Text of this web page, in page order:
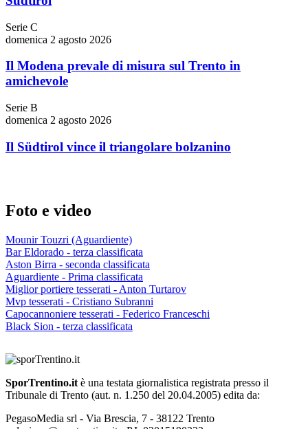
Serie C
domenica 2 agosto 2026
Il Modena prevale di misura sul Trento in
amichevole
Serie B
domenica 2 agosto 2026
Il Südtirol vince il triangolare bolzanino
Foto e video
Mounir Touzri (Aguardiente)
Bar Eldorado - terza classificata
Aston Birra - seconda classificata
Aguardiente - Prima classificata
Miglior portiere tesserati - Anton Turtarov
Mvp tesserati - Cristiano Subranni
Capocannoniere tesserati - Federico Franceschi
Black Sion - terza classificata
SporTrentino.it è una testata giornalistica registrata presso il
Tribunale di Trento (aut. n. 1.250 del 20.04.2005) edita da:
PegasoMedia srl - Via Brescia, 7 - 38122 Trento